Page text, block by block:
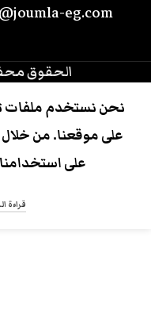
eg.com
الحقوق
نحن نستخدم ملفات
على موقعنا. من
على
قراءة